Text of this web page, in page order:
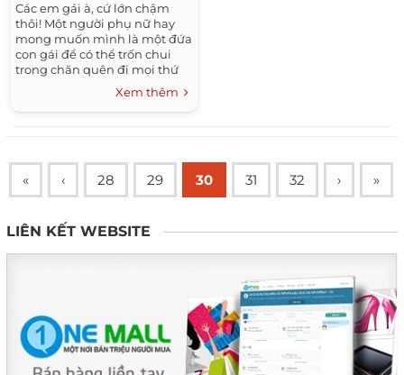
Các em gái à, cứ lớn chậm
thôi! Một người phụ nữ hay
mong muốn mình là một đứa
con gái để có thể trốn chui
trong chăn quên đi mọi thứ
Xem thêm
« ‹ 28 29 30 31 32 › »
LIÊN KẾT WEBSITE